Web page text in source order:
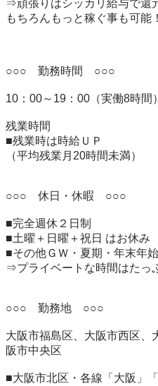
⇒頑張りはシッカリ給与で還
もちろんもっと稼ぐ事も可能
○○○　勤務時間　○○○
10：00～19：00（実働8時間）
残業時間
■残業時は時給ＵＰ
（平均残業月20時間未満）
○○○　休日・休暇　○○○
■完全週休２日制
■土曜＋日曜＋祝日 はお休み
■その他ＧＷ・夏期・年末年
⇒プライベートな時間はたっ
○○○　勤務地　○○○
大阪市福島区、大阪市西区、
阪市中央区
■大阪市北区・各線「大阪」